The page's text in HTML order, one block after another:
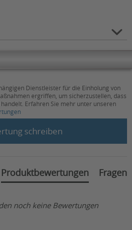
Außenbereichstauglich,
Straßenverkehrstauglich
Dienstleister für die Einholung von
ergriffen, um sicherzustellen, dass
Erfahren Sie mehr unter unseren
schreiben
Produktbewertungen Fragen
noch keine Bewertungen